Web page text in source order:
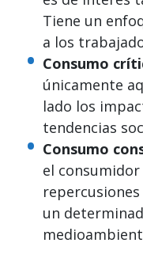
Tiene un
a los
Consumo
únicamente
lado los
tendencias
Consumo
el
un